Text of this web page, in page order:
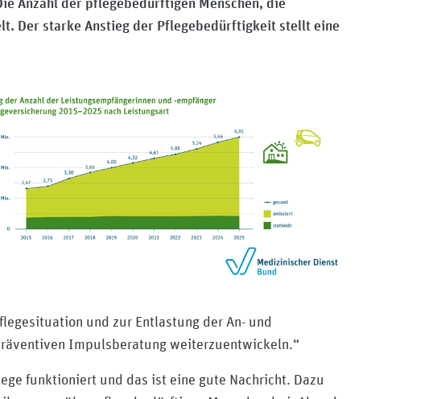
Der starke Anstieg der Pflegebedürftigkeit stellt eine
und zur Entlastung der An- und
Impulsberatung weiterzuentwickeln.“
funktioniert und das ist eine gute Nachricht. Dazu